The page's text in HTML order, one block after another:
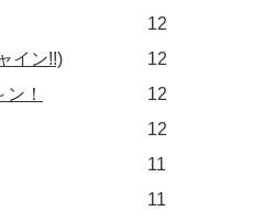
12
イン!!)
12
！
12
12
11
11